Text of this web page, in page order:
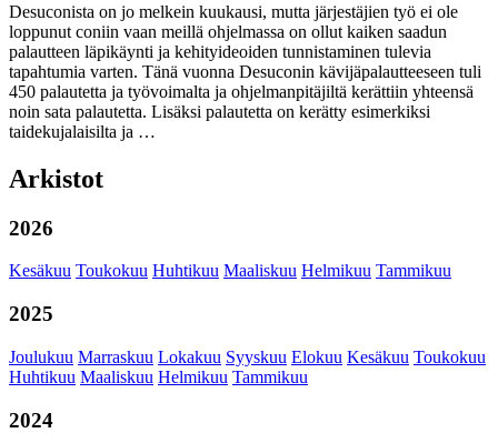
Desuconista on jo melkein kuukausi, mutta järjestäjien työ ei ole
loppunut coniin vaan meillä ohjelmassa on ollut kaiken saadun
palautteen läpikäynti ja kehityideoiden tunnistaminen tulevia
tapahtumia varten. Tänä vuonna Desuconin kävijäpalautteeseen tuli
450 palautetta ja työvoimalta ja ohjelmanpitäjiltä kerättiin yhteensä
noin sata palautetta. Lisäksi palautetta on kerätty esimerkiksi
taidekujalaisilta ja …
Arkistot
2026
Kesäkuu Toukokuu Huhtikuu Maaliskuu Helmikuu Tammikuu
2025
Joulukuu Marraskuu Lokakuu Syyskuu Elokuu Kesäkuu Toukokuu
Huhtikuu Maaliskuu Helmikuu Tammikuu
2024